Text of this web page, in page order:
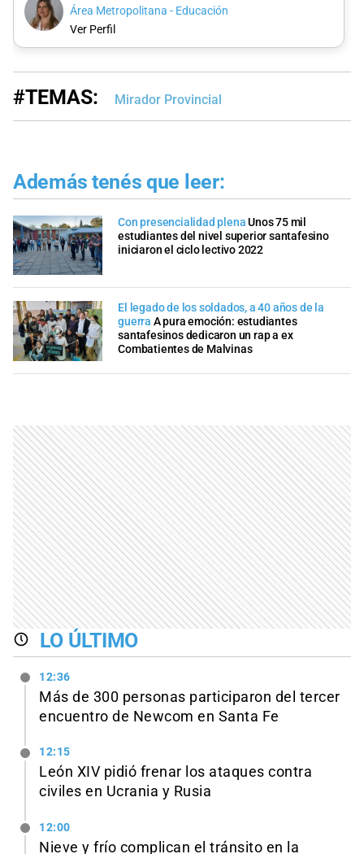
Área Metropolitana - Educación
Ver Perfil
#TEMAS: Mirador Provincial
Además tenés que leer:
Con presencialidad plenaUnos 75 mil
estudiantes del nivel superior santafesino
iniciaron el ciclo lectivo 2022
El legado de los soldados, a 40 años de la
guerra A pura emoción: estudiantes
santafesinos dedicaron un rap a ex
Combatientes de Malvinas
LO ÚLTIMO
12:36
Más de 300 personas participaron del tercer
encuentro de Newcom en Santa Fe
12:15
León XIV pidió frenar los ataques contra
civiles en Ucrania y Rusia
12:00
Nieve y frío complican el tránsito en la